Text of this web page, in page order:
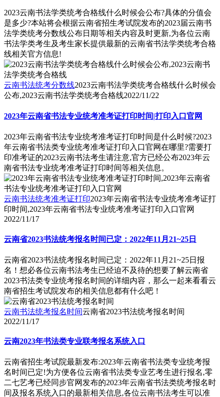
2023云南书法学类统考合格线什么时候会公布?具体的分值会
是多少?本站将会根据云南省招生考试院发布的2023届云南书
法学类统考分数线公布日期等相关内容及时更新,为各位云南
书法学类考生及考生家长提供最新的云南省书法学类统考合格
线相关官方信息!
云南书法统考分数线2023云南书法学类统考合格线什么时候会
公布,2023云南书法学类统考合格线2022/11/22
2023年云南省书法专业统考准考证打印时间|打印入口官网
2023年云南省书法专业统考准考证打印时间是什么时候?2023
年云南省书法类专业统考准考证打印入口官网在哪里?需要打
印准考证的2023云南书法考生请注意,官方已经公布2023年云
南省书法专业统考准考证打印时间等相关信息。
云南书法统考准考证打印2023年云南省书法专业统考准考证打
印时间,2023年云南省书法专业统考准考证打印入口官网
2022/11/17
云南省2023书法统考报名时间已定：2022年11月21~25日
云南省2023书法统考报名时间已定：2022年11月21~25日报
名！想必各位云南书法考生已经迫不及待的想要了解云南省
2023书法类专业统考报名时间的详细内容，那么一起来看看云
南省招生考试院发布的相关信息都有什么吧！
云南书法统考报名时间云南省2023书法统考报名时间
2022/11/17
云南2023年书法类专业联考报名系统入口
云南省招生考试院最新发布:2023年云南省书法类专业统考报
名时间已定!为方便各位云南省书法类专业艺考生进行报名,零
二七艺考已经同步官网发布的2023年云南省书法类统考报名时
间及报名系统入口的最新相关信息,各位云南书法考生可以准